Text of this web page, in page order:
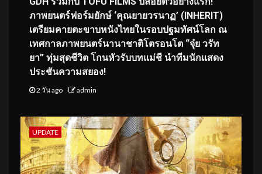
ภาพยนตร์ฟอร์มยักษ์ ‘คุณยายวรนาฏ’ (INHERIT)
เตรียมคายตะขาบหนังไทยในรอบปฐมทัศน์โลก ณ
เทศกาลภาพยนตร์นานาชาติโตรอนโต “จุ๋ย วรัท
ยา” ทุ่มสุดชีวิต โกนหัวรับบทแม่ชี นำทีมนักแสดง
ประชันความสยอง!
2 วัน ago admin
UPDATE